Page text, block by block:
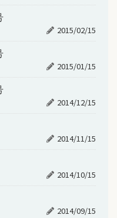
2015/02/15
2015/01/15
2014/12/15
2014/11/15
2014/10/15
2014/09/15